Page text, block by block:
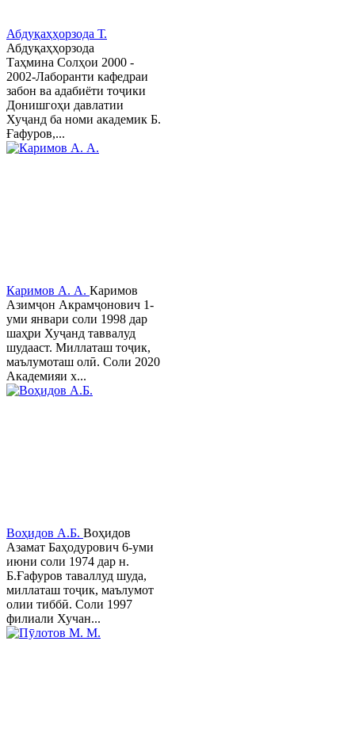
Абдуқаҳҳорзода Т.
Абдуқаҳҳорзода
Таҳмина Солҳои 2000 -
2002-Лаборанти кафедраи
забон ва адабиёти тоҷики
Донишгоҳи давлатии
Хуҷанд ба номи академик Б.
Ғафуров,...
Каримов А. А. Каримов
Азимҷон Акрамҷонович 1-
уми январи соли 1998 дар
шаҳри Хуҷанд таввалуд
шудааст. Миллаташ тоҷик,
маълумоташ олӣ. Соли 2020
Академияи х...
Воҳидов А.Б. Воҳидов
Азамат Баҳодурович 6-уми
июни соли 1974 дар н.
Б.Ғафуров таваллуд шуда,
миллаташ тоҷик, маълумот
олии тиббӣ. Соли 1997
филиали Хучан...